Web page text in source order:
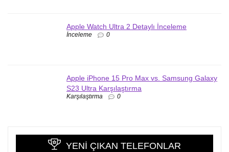
Apple Watch Ultra 2 Detaylı İnceleme
İnceleme 0
Apple iPhone 15 Pro Max vs. Samsung Galaxy
S23 Ultra Karşılaştırma
Karşılaştırma 0
YENI ÇIKAN TELEFONLAR